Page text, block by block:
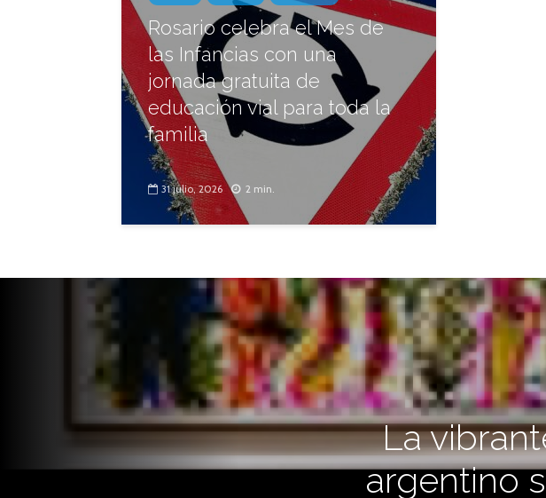
Rosario celebra el Mes de
las Infancias con una
jornada gratuita de
educación vial para toda la
familia
31 julio, 2026 2 min.
La
argentino